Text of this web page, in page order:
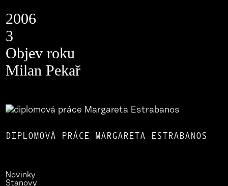
2006
3
Objev roku
Milan Pekař
DIPLOMOVÁ PRÁCE MARGARETA ESTRABANOS
Novinky
Stanovy